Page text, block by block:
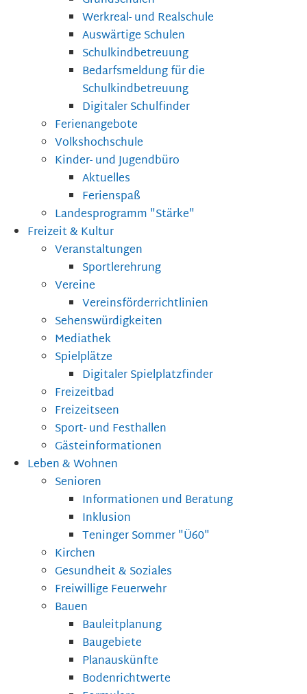
Werkreal- und Realschule
Auswärtige Schulen
Schulkindbetreuung
Bedarfsmeldung für die
Schulkindbetreuung
Digitaler Schulfinder
Ferienangebote
Volkshochschule
Kinder- und Jugendbüro
Aktuelles
Ferienspaß
Landesprogramm "Stärke"
Freizeit & Kultur
Veranstaltungen
Sportlerehrung
Vereine
Vereinsförderrichtlinien
Sehenswürdigkeiten
Mediathek
Spielplätze
Digitaler Spielplatzfinder
Freizeitbad
Freizeitseen
Sport- und Festhallen
Gästeinformationen
Leben & Wohnen
Senioren
Informationen und Beratung
Inklusion
Teninger Sommer "Ü60"
Kirchen
Gesundheit & Soziales
Freiwillige Feuerwehr
Bauen
Bauleitplanung
Baugebiete
Planauskünfte
Bodenrichtwerte